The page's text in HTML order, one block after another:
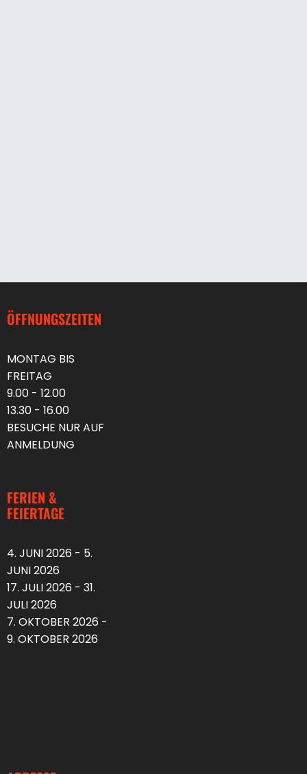
ÖFFNUNGSZEITEN
MONTAG BIS
FREITAG
9.00 - 12.00
13.30 - 16.00
BESUCHE NUR AUF
ANMELDUNG
FERIEN &
FEIERTAGE
4. JUNI 2026 - 5.
JUNI 2026
17. JULI 2026 - 31.
JULI 2026
7. OKTOBER 2026 -
9. OKTOBER 2026